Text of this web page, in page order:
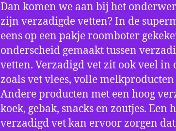
Dan komen we aan bij het
zijn verzadigde vetten? In de
eens op een pakje roomboter
onderscheid gemaakt tussen
vetten. Verzadigd vet zit ook veel
zoals vet vlees, volle
Andere producten met een hoog
koek, gebak, snacks en zoutjes. Een
verzadigd vet kan ervoor zorgen